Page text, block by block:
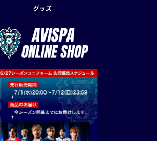
グッズ